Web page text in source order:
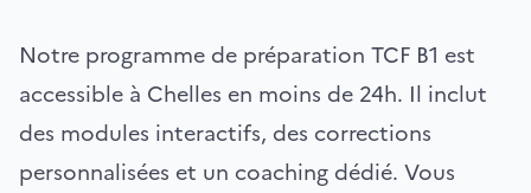
Notre programme de préparation TCF B1 est
accessible à Chelles en moins de 24h. Il inclut
des modules interactifs, des corrections
personnalisées et un coaching dédié. Vous